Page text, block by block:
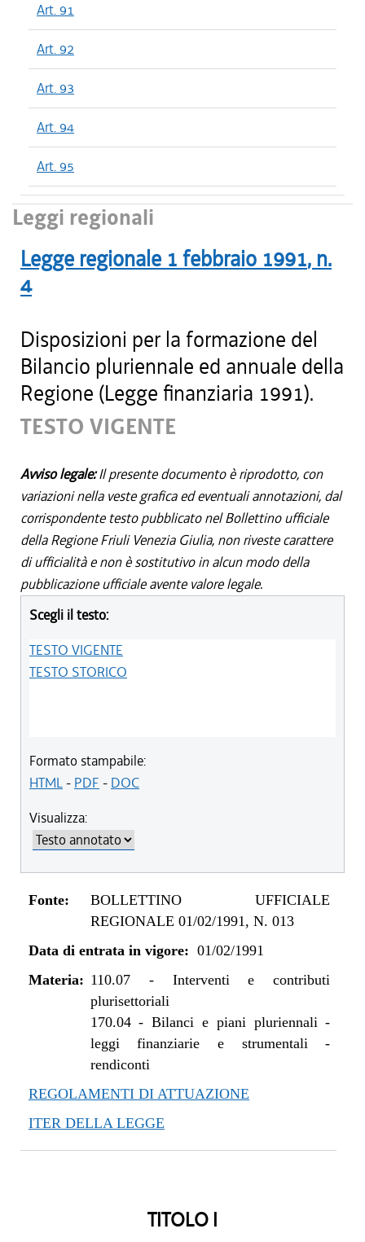
Art. 91
Art. 92
Art. 93
Art. 94
Art. 95
Leggi regionali
Legge regionale 1 febbraio 1991, n.
4
Disposizioni per la formazione del
Bilancio pluriennale ed annuale della
Regione (Legge finanziaria 1991).
TESTO VIGENTE
Avviso legale:Il presente documento è riprodotto, con
variazioni nella veste grafica ed eventuali annotazioni, dal
corrispondente testo pubblicato nel Bollettino ufficiale
della Regione Friuli Venezia Giulia, non riveste carattere
di ufficialità e non è sostitutivo in alcun modo della
pubblicazione ufficiale avente valore legale.
Scegli il testo:
TESTO VIGENTE
TESTO STORICO
Formato stampabile:
HTML- PDF - DOC
Visualizza:
Fonte:
BOLLETTINO UFFICIALE
REGIONALE 01/02/1991, N. 013
Data di entrata in vigore: 01/02/1991
Materia: 110.07- Interventi e contributi
plurisettoriali
170.04-Bilanci e piani pluriennali -
leggi finanziarie e strumentali -
rendiconti
REGOLAMENTI DI ATTUAZIONE
ITER DELLA LEGGE
TITOLO I